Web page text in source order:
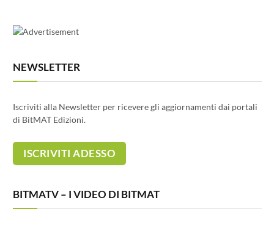
NEWSLETTER
Iscriviti alla Newsletter per ricevere gli aggiornamenti dai portali
di BitMAT Edizioni.
BITMATV – I VIDEO DI BITMAT